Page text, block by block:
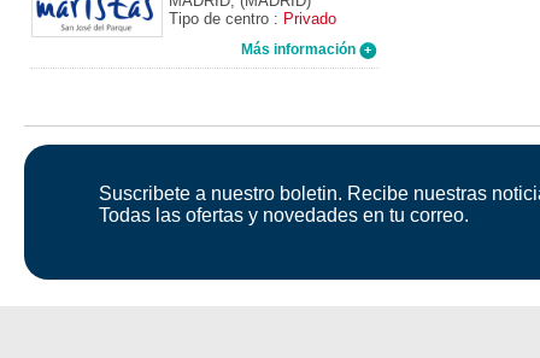
Tipo de centro : Privado
Más información
Suscribete a nuestro boletin. Recibe nuestras
Todas las ofertas y novedades en tu correo.